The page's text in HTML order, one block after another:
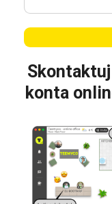
konta